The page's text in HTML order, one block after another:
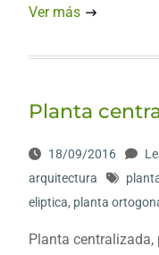
Ver más
Planta
18/09/2016
arquitectura
eliptica, planta
Planta centralizada,